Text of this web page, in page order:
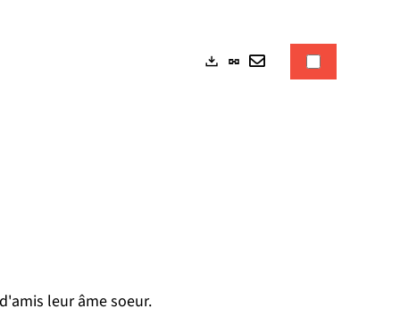
Lien
permanent
Envoyer
leur âme soeur.